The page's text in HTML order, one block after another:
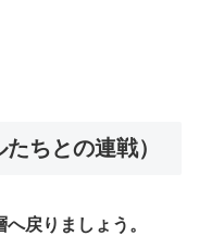
ちとの連戦）
へ戻りましょう。